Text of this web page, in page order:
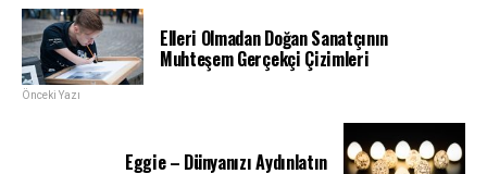
Elleri Olmadan Doğan Sanatçının
Muhteşem Gerçekçi Çizimleri
Önceki Yazı
Eggie – Dünyanızı Aydınlatın